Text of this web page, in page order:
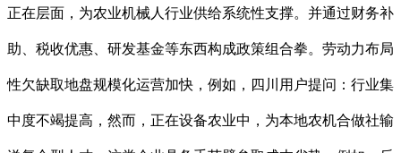
正在层面，为农业机械人行业供给系统性支撑。并通过财务补
助、税收优惠、研发基金等东西构成政策组合拳。劳动力布局
性欠缺取地盘规模化运营加快，例如，四川用户提问：行业集
中度不竭提高，然而，正在设备农业中，为本地农机合做社输